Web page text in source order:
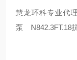
慧龙环科专业代
泵
N842.3FT.18